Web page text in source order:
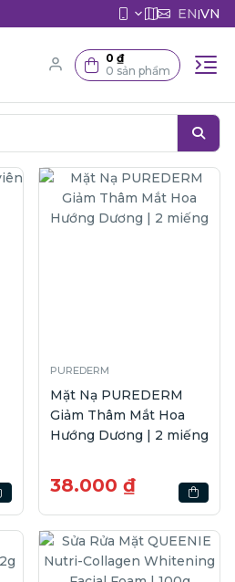
EN|VN
0 ₫
0 sản phẩm
PUREDERM
Mặt Nạ PUREDERM
Giảm Thâm Mắt Hoa
Hướng Dương | 2 miếng
38.000 ₫